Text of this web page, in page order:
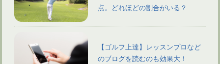
点。どれほどの割合がいる？
【ゴルフ上達】レッスンプロなど
のブログを読むのも効果大！